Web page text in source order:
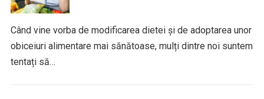
Când vine vorba de modificarea dietei și de adoptarea unor
obiceiuri alimentare mai sănătoase, mulți dintre noi suntem
tentați să…